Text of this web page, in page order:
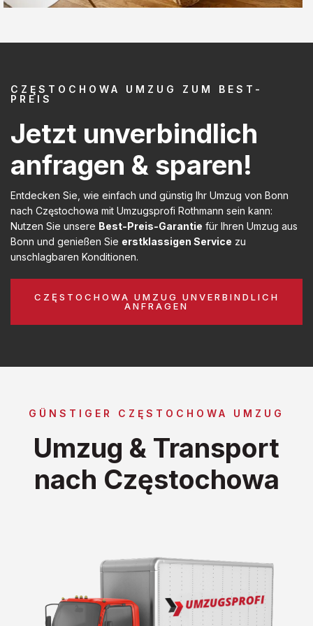
CZĘSTOCHOWA UMZUG ZUM BEST-
PREIS
Jetzt unverbindlich
anfragen & sparen!
Entdecken Sie, wie einfach und günstig Ihr Umzug von Bonn
nach Częstochowa mit Umzugsprofi Rothmann sein kann:
Nutzen Sie unsere Best-Preis-Garantie für Ihren Umzug aus
Bonn und genießen Sie erstklassigen Service zu
unschlagbaren Konditionen.
CZĘSTOCHOWA UMZUG UNVERBINDLICH
ANFRAGEN
GÜNSTIGER CZĘSTOCHOWA UMZUG
Umzug & Transport
nach Częstochowa